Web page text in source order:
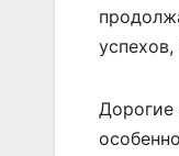
Дорогие